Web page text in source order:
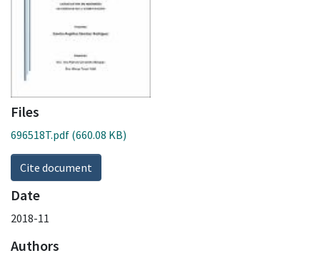
Files
696518T.pdf (660.08 KB)
Cite document
Date
2018-11
Authors